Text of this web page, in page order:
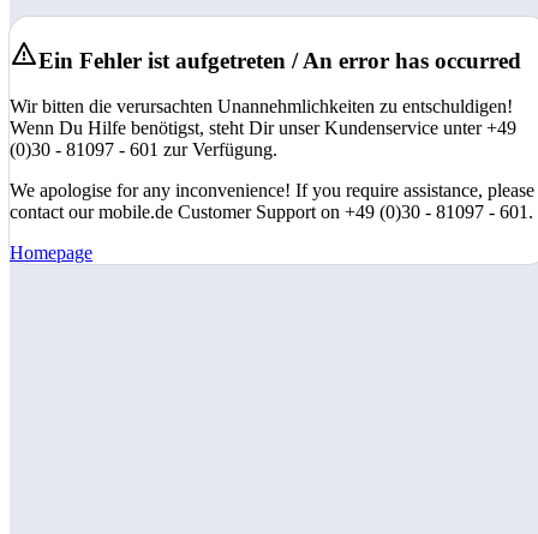
Ein Fehler ist aufgetreten / An error has occurred
Wir bitten die verursachten Unannehmlichkeiten zu entschuldigen!
Wenn Du Hilfe benötigst, steht Dir unser Kundenservice unter +49
(0)30 - 81097 - 601 zur Verfügung.
We apologise for any inconvenience! If you require assistance, please
contact our mobile.de Customer Support on +49 (0)30 - 81097 - 601.
Homepage